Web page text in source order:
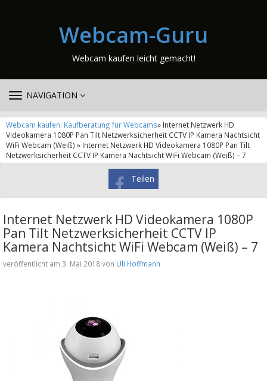
Webcam-Guru
Webcam kaufen leicht gemacht!
TOGGLE
NAVIGATION
Webcam kaufen: Kaufberatung für Webcams» Internet Netzwerk HD
Videokamera 1080P Pan Tilt Netzwerksicherheit CCTV IP Kamera Nachtsicht
WiFi Webcam (Weiß) » Internet Netzwerk HD Videokamera 1080P Pan Tilt
Netzwerksicherheit CCTV IP Kamera Nachtsicht WiFi Webcam (Weiß) – 7
Teilen
Internet Netzwerk HD Videokamera 1080P
Pan Tilt Netzwerksicherheit CCTV IP
Kamera Nachtsicht WiFi Webcam (Weiß) – 7
veröffentlicht am 3. Mai 2018 von Uli Hoffmann